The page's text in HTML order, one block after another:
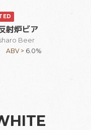
射炉ビア
Beer
ABV > 6.0%